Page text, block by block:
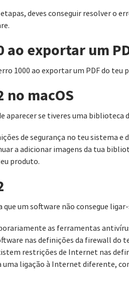
deves conseguir resolver o
ao exportar um
1000 ao exportar um PDF do
no macOS
aparecer se tiveres uma
de segurança no teu sistema
a adicionar imagens da tua
produto.
que um software não consegue
as ferramentas
nas definições da firewall do
restrições de Internet nas
uma ligação à Internet diferente,